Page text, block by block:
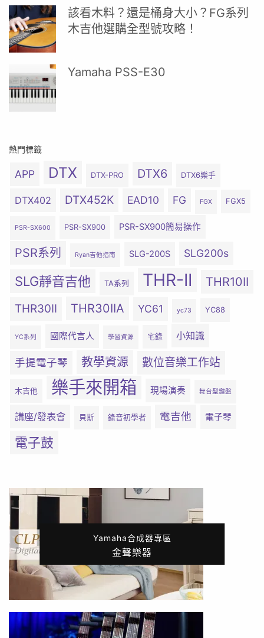
該看木料？還是桶身大小？FG系列
木吉他選購全型號攻略！
Yamaha PSS-E30
熱門標籤
APP DTX DTX-PRO DTX6 DTX6樂手
DTX402 DTX452K EAD10 FG FGX FGX5
PSR-SX600 PSR-SX900 PSR-SX900簡易操作
PSR系列 Ryan吉他指南 SLG-200S SLG200s
SLG靜音吉他 TA系列 THR-II THR10II
THR30II THR30IIA YC61 yc73 YC88
YC系列 國際代言人 學習資源 宅錄 小知識
手提電子琴 教學資源 數位音樂工作站
木吉他 樂手來開箱 現場演奏 舞台型鍵盤
講座/發表會 貝斯 錄音初學者 電吉他 電子琴
電子鼓
Yamaha合成器專區
金聲樂器